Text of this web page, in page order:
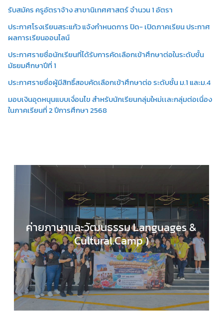
รับสมัคร ครูอัตราจ้าง สาขานิเทศศาสตร์ จำนวน 1 อัตรา
ประกาศโรงเรียนสระแก้ว แจ้งกำหนดการ ปิด- เปิดภาคเรียน ประกาศ
ผลการเรียนออนไลน์
ประกาศรายชื่อนักเรียนที่ได้รับการคัดเลือกเข้าศึกษาต่อในระดับชั้น
มัธยมศึกษาปีที่ 1
ประกาศรายชื่อผู้มีสิทธิ์สอบคัดเลือกเข้าศึกษาต่อ ระดับชั้น ม.1 และม.4
มอบเงินอุดหนุนแบบเงื่อนไข สำหรับนักเรียนกลุ่มใหม่เเละกลุ่มต่อเนื่อง
ในภาคเรียนที่ 2 ปีการศึกษา 2568
ค่ายภาษาและวัฒนธรรม Languages &
Cultural.Camp )
EDUCATION HUB, กลุ่มสาระการเรียนรู้ภาษาต่างปร
กิจกรรมของเรา , กิจกรรมนักเรียน, ข่าวประชาสัมพัน